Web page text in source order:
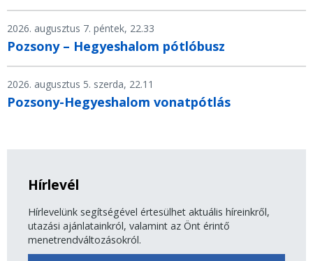
2026. augusztus 7. péntek, 22.33
Pozsony – Hegyeshalom pótlóbusz
2026. augusztus 5. szerda, 22.11
Pozsony-Hegyeshalom vonatpótlás
Hírlevél
Hírlevelünk segítségével értesülhet aktuális híreinkről,
utazási ajánlatainkról, valamint az Önt érintő
menetrendváltozásokról.